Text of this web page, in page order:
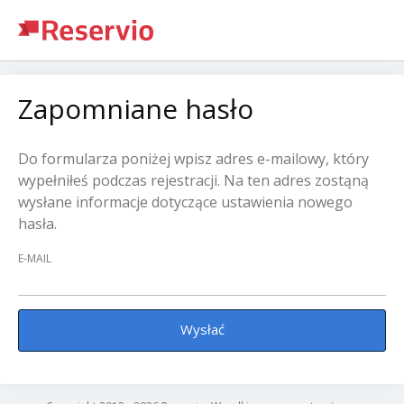
Zapomniane hasło
Do formularza poniżej wpisz adres e-mailowy, który
wypełniłeś podczas rejestracji. Na ten adres zostąną
wysłane informacje dotyczące ustawienia nowego
hasła.
E-MAIL
Wysłać